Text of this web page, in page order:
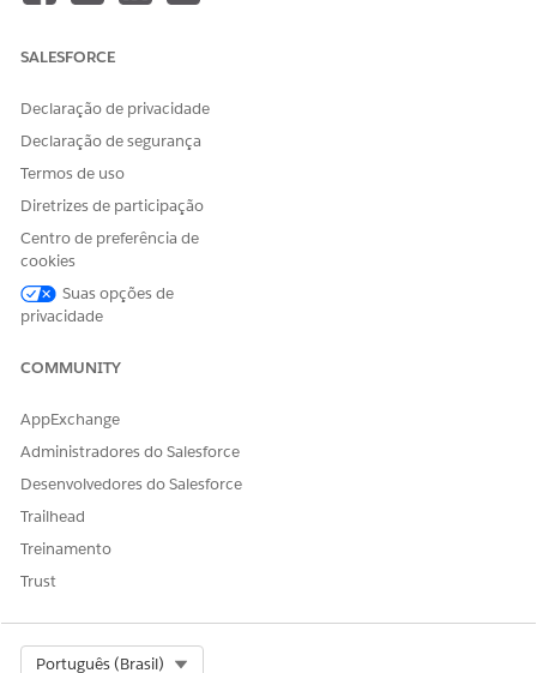
Associação de grupo e famílias
SALESFORCE
Declaração de privacidade
Declaração de segurança
Termos de uso
Diretrizes de participação
Centro de preferência de
cookies
Suas opções de
privacidade
COMMUNITY
AppExchange
Administradores do Salesforce
Desenvolvedores do Salesforce
Trailhead
Treinamento
Trust
Português (Brasil)